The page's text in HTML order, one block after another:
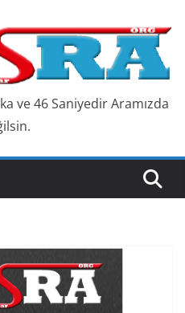
ve 46 Saniyedir Aramızda